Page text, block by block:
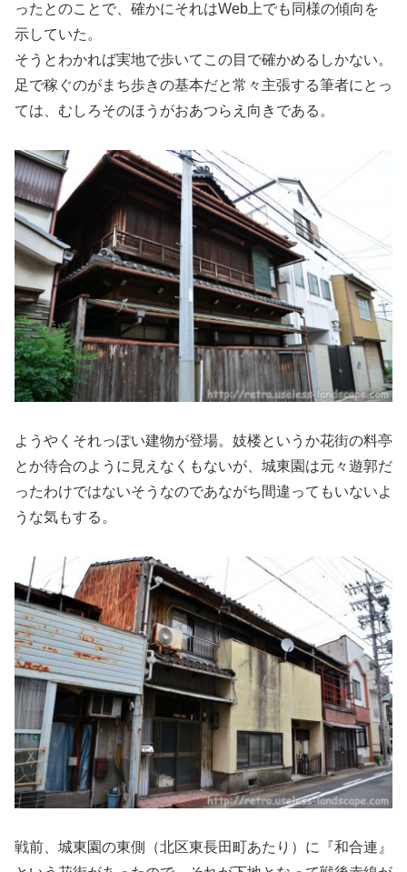
ったとのことで、確かにそれはWeb上でも同様の傾向を
示していた。
そうとわかれば実地で歩いてこの目で確かめるしかない。
足で稼ぐのがまち歩きの基本だと常々主張する筆者にとっ
ては、むしろそのほうがおあつらえ向きである。
ようやくそれっぽい建物が登場。妓楼というか花街の料亭
とか待合のように見えなくもないが、城東園は元々遊郭だ
ったわけではないそうなのであながち間違ってもいないよ
うな気もする。
戦前、城東園の東側（北区東長田町あたり）に『和合連』